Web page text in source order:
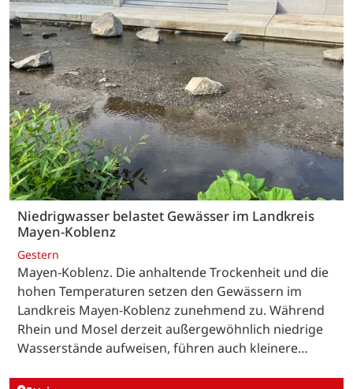
Niedrigwasser belastet Gewässer im Landkreis
Mayen-Koblenz
Gestern
Mayen-Koblenz. Die anhaltende Trockenheit und die
hohen Temperaturen setzen den Gewässern im
Landkreis Mayen-Koblenz zunehmend zu. Während
Rhein und Mosel derzeit außergewöhnlich niedrige
Wasserstände aufweisen, führen auch kleinere…